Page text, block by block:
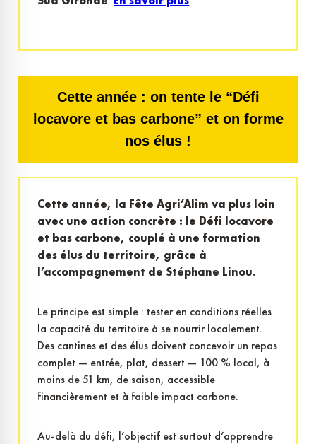
Cette année : on tente le “Défi
locavore et bas carbone” et on forme
nos élus !
Cette année, la Fête Agri’Alim va plus loin
avec une action concrète : le Défi locavore
et bas carbone, couplé à une formation
des élus du territoire, grâce à
l’accompagnement de Stéphane Linou.
Le principe est simple : tester en conditions réelles
la capacité du territoire à se nourrir localement.
Des cantines et des élus doivent concevoir un repas
complet — entrée, plat, dessert — 100 % local, à
moins de 51 km, de saison, accessible
financièrement et à faible impact carbone.
Au-delà du défi, l’objectif est surtout d’apprendre